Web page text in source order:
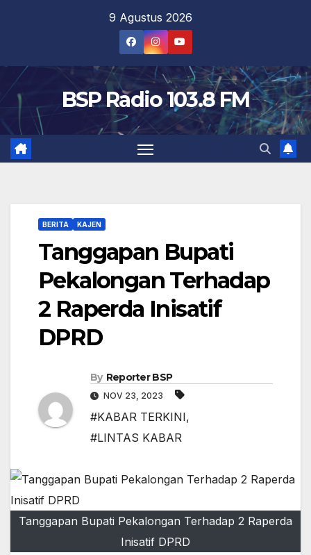
9 Agustus 2026
BSP Radio 103.8 FM
BERITA KAJEN
Tanggapan Bupati
Pekalongan Terhadap
2 Raperda Inisatif
DPRD
By Reporter BSP
NOV 23, 2023
#KABAR TERKINI,
#LINTAS KABAR
Tanggapan Bupati Pekalongan Terhadap 2 Raperda
Inisatif DPRD